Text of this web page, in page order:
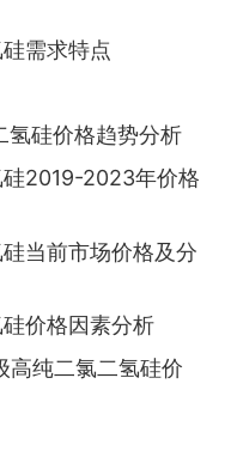
需求特点
氢硅价格趋势分析
2019-2023年价格
当前市场价格及分
价格因素分析
纯二氯二氢硅价